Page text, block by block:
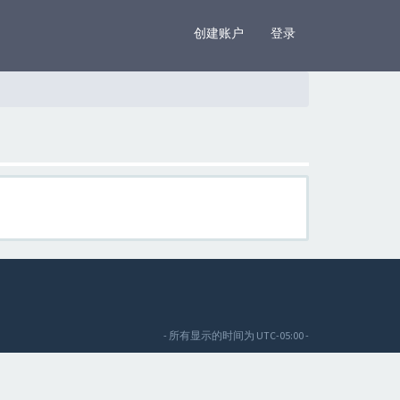
创建账户 登录
- 所有显示的时间为 UTC-05:00-